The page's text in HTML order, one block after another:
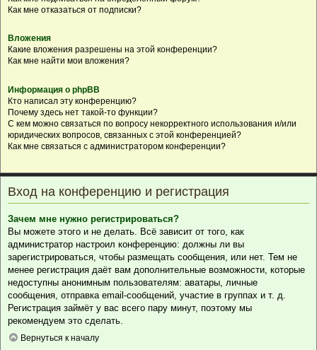
Как мне отказаться от подписки?
Вложения
Какие вложения разрешены на этой конференции?
Как мне найти мои вложения?
Информация о phpBB
Кто написал эту конференцию?
Почему здесь нет такой-то функции?
С кем можно связаться по вопросу некорректного использования и/или
юридических вопросов, связанных с этой конференцией?
Как мне связаться с администратором конференции?
Вход на конференцию и регистрация
Зачем мне нужно регистрироваться?
Вы можете этого и не делать. Всё зависит от того, как
администратор настроил конференцию: должны ли вы
зарегистрироваться, чтобы размещать сообщения, или нет. Тем не
менее регистрация даёт вам дополнительные возможности, которые
недоступны анонимным пользователям: аватары, личные
сообщения, отправка email-сообщений, участие в группах и т. д.
Регистрация займёт у вас всего пару минут, поэтому мы
рекомендуем это сделать.
Вернуться к началу